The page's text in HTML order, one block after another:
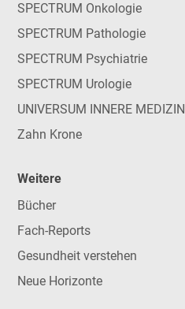
SPECTRUM Onkologie
SPECTRUM Pathologie
SPECTRUM Psychiatrie
SPECTRUM Urologie
UNIVERSUM INNERE MEDIZIN
Zahn Krone
Weitere
Bücher
Fach-Reports
Gesundheit verstehen
Neue Horizonte